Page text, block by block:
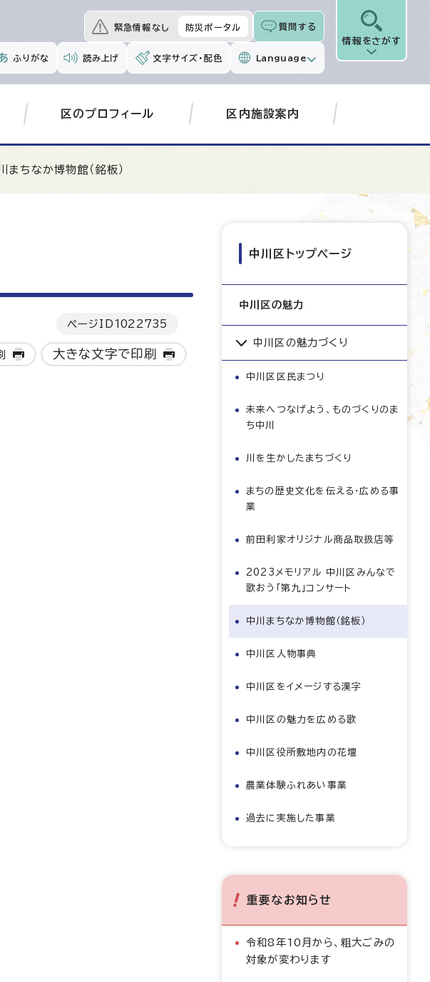
緊急情報なし 防災ポータル 質問する
ふりがな 読み上げ 文字サイズ・配色 Language
情報をさがす
区のプロフィール 区内施設案内
まちなか博物館（銘板）
ページID 1022735
大きな文字で印刷
中川区トップページ
中川区の魅力
中川区の魅力づくり
中川区区民まつり
未来へつなげよう、ものづくりのま
ち中川
川を生かしたまちづくり
まちの歴史文化を伝える・広める事
業
前田利家オリジナル商品取扱店等
2023メモリアル 中川区みんなで
歌おう「第九」コンサート
中川まちなか博物館（銘板）
中川区人物事典
中川区をイメージする漢字
中川区の魅力を広める歌
中川区役所敷地内の花壇
農業体験ふれあい事業
過去に実施した事業
重要なお知らせ
令和8年10月から、粗大ごみの
対象が変わります